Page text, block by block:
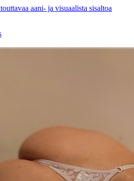
aani- ja visuaalista sisaltoa